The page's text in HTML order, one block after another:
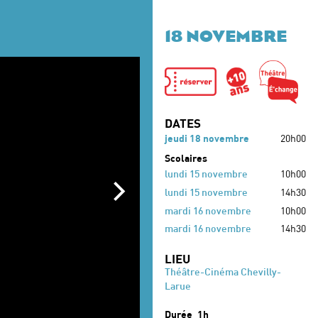
18 NOVEMBRE
DATES
jeudi 18 novembre 20h00
Scolaires
lundi 15 novembre
10h00
lundi 15 novembre
14h30
mardi 16 novembre
10h00
mardi 16 novembre
14h30
LIEU
Théâtre-Cinéma Chevilly-
Larue
Durée 1h